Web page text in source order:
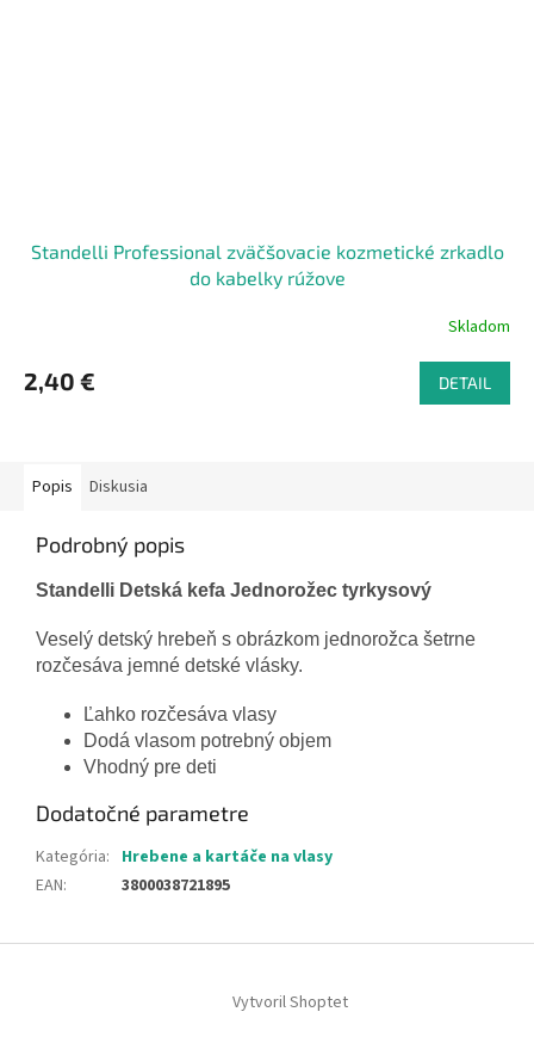
Standelli Professional zväčšovacie kozmetické zrkadlo
do kabelky rúžove
Skladom
2,40 € DETAIL
Popis Diskusia
Podrobný popis
Standelli Detská kefa Jednorožec tyrkysový
Veselý detský hrebeň s obrázkom jednorožca šetrne
rozčesáva jemné detské vlásky.
Ľahko rozčesáva vlasy
Dodá vlasom potrebný objem
Vhodný pre deti
Dodatočné parametre
Kategória: Hrebene a kartáče na vlasy
EAN: 3800038721895
Vytvoril Shoptet